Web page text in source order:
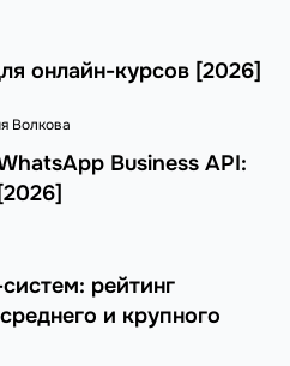
онлайн-курсов [2026]
Волкова
Business API:
рейтинг
и крупного